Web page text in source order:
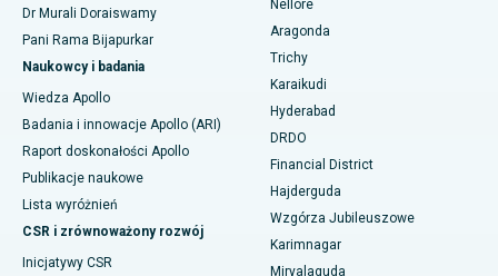
Znajdź chirurga ogólnego
Najlepszy szpital przy Seepat Road w Bilaspur
Najlepszy szpital w Ellisbridge, Ahmedabad
Najlepszy szpital w Nowym Delhi
Najlepszy szpital w DRDO, Hajdarabad
Najlepszy szpital przy GS Road w Guwahati
Najlepszy szpital w Hajdarabadzie
Operacja raka piersi
Brachyterapia
Kolonoskopia
Polipektomia
Głęboka stymulacja mózgu
Dializa otrzewnowa
Dr Murali Doraiswamy
Pani Rama Bijapurkar
Naukowcy i badania
Wiedza Apollo
Badania i innowacje Apollo (ARI)
Raport doskonałości Apollo
Publikacje naukowe
Lista wyróżnień
CSR i zrównoważony rozwój
Inicjatywy CSR
Nellore
Aragonda
Trichy
Karaikudi
Hyderabad
DRDO
Financial District
Hajderguda
Wzgórza Jubileuszowe
Karimnagar
Miryalaguda